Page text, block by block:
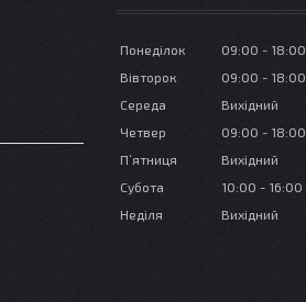
Понеділок 09:00
18:00
Вівторок
09:00
18:00
Середа
Вихідний
Четвер
09:00
18:00
Пʼятниця
Вихідний
Субота
10:00
16:00
Неділя
Вихідний